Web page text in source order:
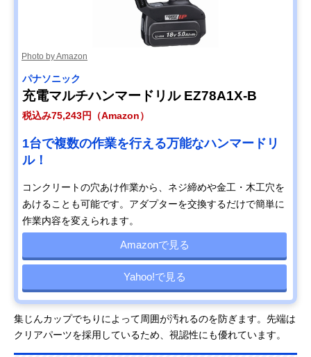
Photo by Amazon
パナソニック
充電マルチハンマードリル EZ78A1X-B
税込み75,243円（Amazon）
1台で複数の作業を行える万能なハンマードリ
ル！
コンクリートの穴あけ作業から、ネジ締めや金工・木工穴を
あけることも可能です。アダプターを交換するだけで簡単に
作業内容を変えられます。
Amazonで見る
Yahoo!で見る
集じんカップでちりによって周囲が汚れるのを防ぎます。先端は
クリアパーツを採用しているため、視認性にも優れています。